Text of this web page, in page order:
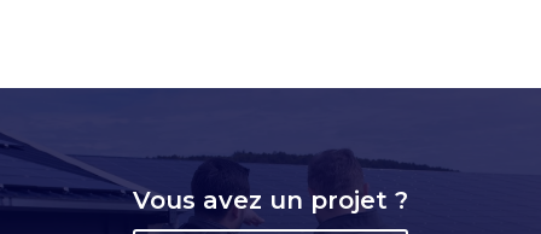
Vous avez un projet ?